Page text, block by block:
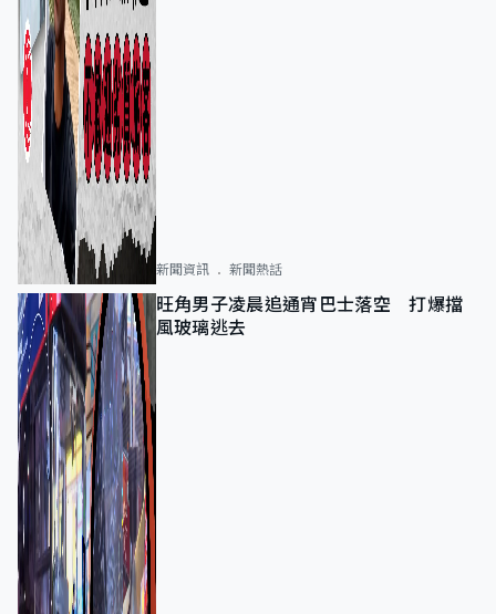
新聞資訊 新聞熱話
旺角男子凌晨追通宵巴士落空 打爆擋
風玻璃逃去